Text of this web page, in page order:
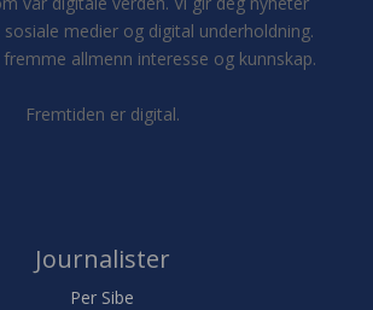
medier og digital underholdning.
allmenn interesse og kunnskap.
Fremtiden er digital.
Journalister
Per Sibe